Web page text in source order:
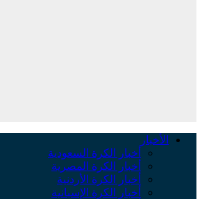
الأخبار
أخبار الكرة السعودية
أخبار الكرة المصرية
أخبار الكرة الأردنية
أخبار الكرة الإسبانية